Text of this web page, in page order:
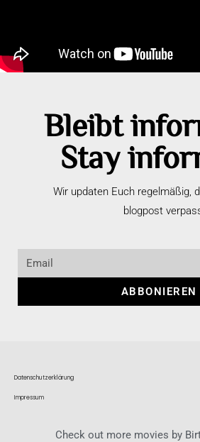
Bleibt
Stay
Wir updaten Euch regelmäßig,
blogpost
ABBONIEREN
Datenschutzerklärung
Impressum
Check out more movies by